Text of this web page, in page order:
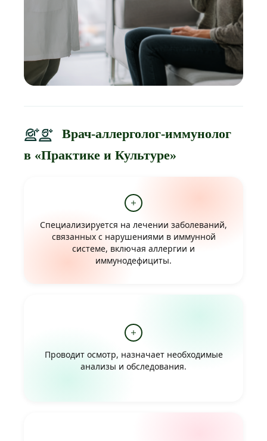
Врач-аллерголог-иммунолог
в «Практике и Культуре»
Специализируется на лечении заболеваний,
связанных с нарушениями в иммунной
системе, включая аллергии и
иммунодефициты.
Проводит осмотр, назначает необходимые
анализы и обследования.